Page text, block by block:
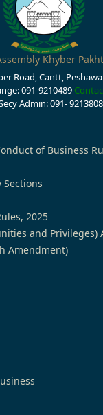
Khyber
Road, Cantt,
091-9210489
Admin: 091- 9213808
of Business
Sections
2025
and Privileges)
Amendment)